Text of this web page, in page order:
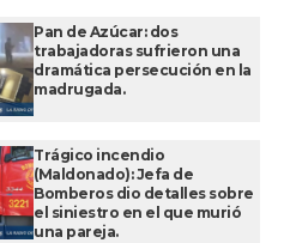
Pan de Azúcar: dos
trabajadoras sufrieron una
dramática persecución en la
madrugada.
Trágico incendio
(Maldonado): Jefa de
Bomberos dio detalles sobre
el siniestro en el que murió
una pareja.